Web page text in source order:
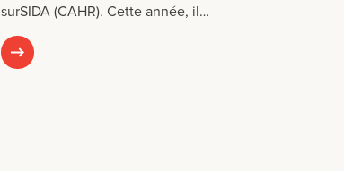
surSIDA (CAHR). Cette année, il…